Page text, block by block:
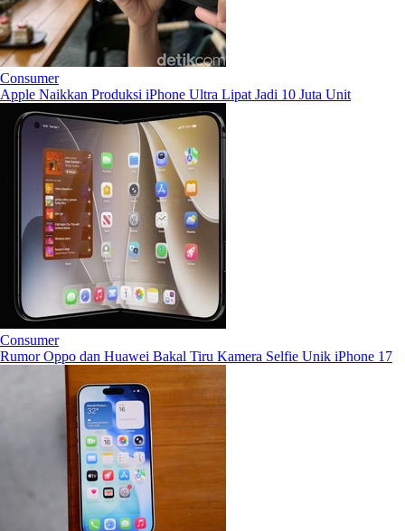
Consumer
Apple Naikkan Produksi iPhone Ultra Lipat Jadi 10 Juta Unit
Consumer
Rumor Oppo dan Huawei Bakal Tiru Kamera Selfie Unik iPhone 17